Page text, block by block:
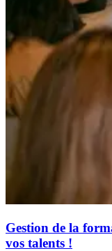
Gestion de la
vos talents !